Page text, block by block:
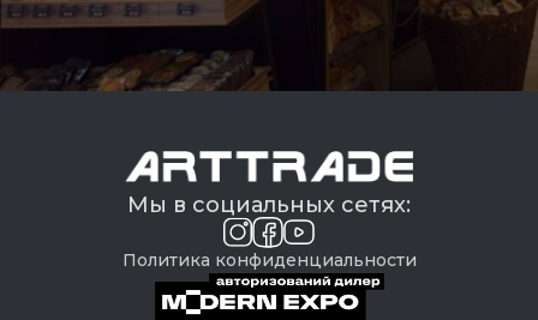
Мы в социальных сетях:
Политика конфиденциальности